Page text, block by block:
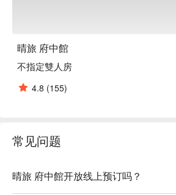
晴旅 府中館
不指定雙人房
4.8 (155)
常见问题
晴旅 府中館开放线上预订吗？